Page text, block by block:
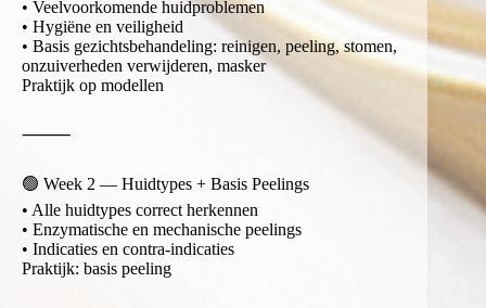
• Veelvoorkomende huidproblemen
• Hygiëne en veiligheid
• Basis gezichtsbehandeling: reinigen, peeling, stomen,
onzuiverheden verwijderen, masker
Praktijk op modellen
⸻
🟢 Week 2 — Huidtypes + Basis Peelings
• Alle huidtypes correct herkennen
• Enzymatische en mechanische peelings
• Indicaties en contra-indicaties
Praktijk: basis peeling